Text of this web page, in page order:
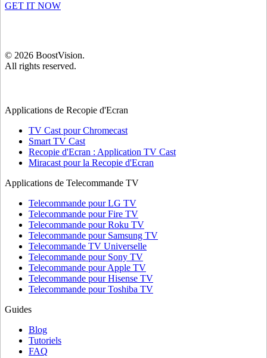
GET IT NOW
© 2026 BoostVision.
All rights reserved.
Applications de Recopie d'Ecran
TV Cast pour Chromecast
Smart TV Cast
Recopie d'Ecran : Application TV Cast
Miracast pour la Recopie d'Ecran
Applications de Telecommande TV
Telecommande pour LG TV
Telecommande pour Fire TV
Telecommande pour Roku TV
Telecommande pour Samsung TV
Telecommande TV Universelle
Telecommande pour Sony TV
Telecommande pour Apple TV
Telecommande pour Hisense TV
Telecommande pour Toshiba TV
Guides
Blog
Tutoriels
FAQ